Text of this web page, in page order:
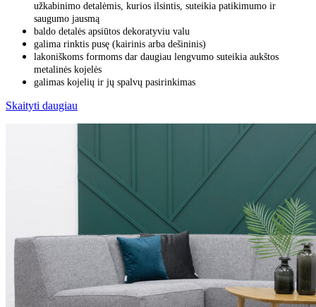
užkabinimo detalėmis, kurios ilsintis, suteikia patikimumo ir
saugumo jausmą
baldo detalės apsiūtos dekoratyviu valu
galima rinktis pusę (kairinis arba dešininis)
lakoniškoms formoms dar daugiau lengvumo suteikia aukštos
metalinės kojelės
galimas kojelių ir jų spalvų pasirinkimas
Skaityti daugiau